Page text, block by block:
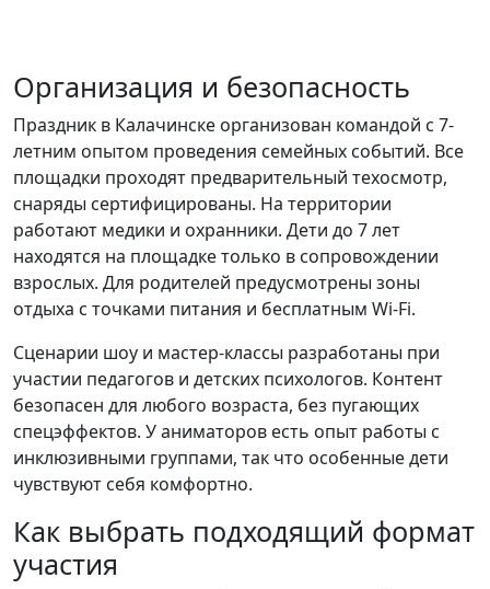
Организация и безопасность
Праздник в Калачинске организован командой с 7-
летним опытом проведения семейных событий. Все
площадки проходят предварительный техосмотр,
снаряды сертифицированы. На территории
работают медики и охранники. Дети до 7 лет
находятся на площадке только в сопровождении
взрослых. Для родителей предусмотрены зоны
отдыха с точками питания и бесплатным Wi-Fi.
Сценарии шоу и мастер-классы разработаны при
участии педагогов и детских психологов. Контент
безопасен для любого возраста, без пугающих
спецэффектов. У аниматоров есть опыт работы с
инклюзивными группами, так что особенные дети
чувствуют себя комфортно.
Как выбрать подходящий формат
участия